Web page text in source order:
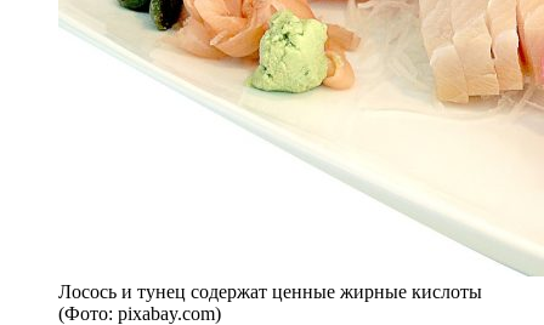
Лосось и тунец содержат ценные жирные кислоты
(Фото: pixabay.com)